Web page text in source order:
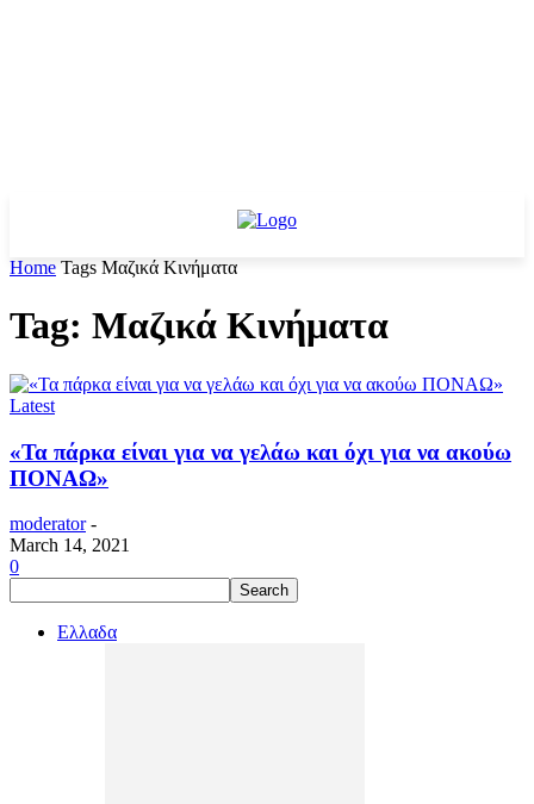
Home Tags Μαζικά Κινήματα
Tag: Μαζικά Κινήματα
Latest
«Τα πάρκα είναι για να γελάω και όχι για να ακούω
ΠΟΝΑΩ»
moderator -
March 14, 2021
0
Ελλαδα